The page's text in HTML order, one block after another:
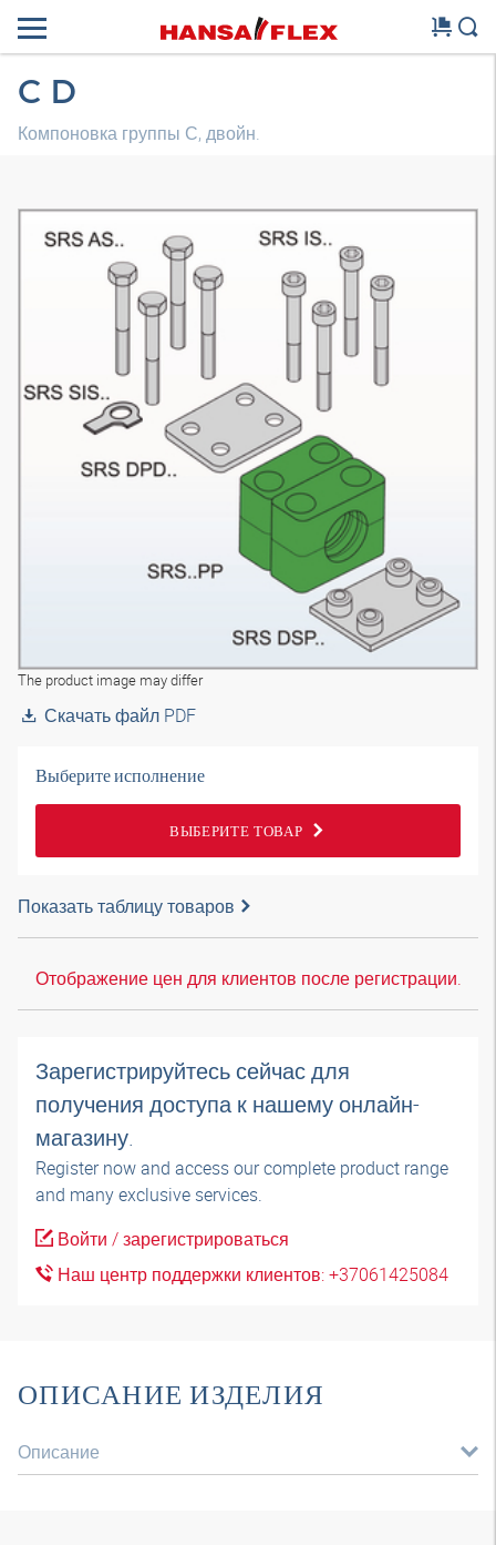
C D
Компоновка группы С, двойн.
The product image may differ
Скачать файл PDF
Выберите исполнение
ВЫБЕРИТЕ ТОВАР
Показать таблицу товаров
Отображение цен для клиентов после регистрации.
Зарегистрируйтесь сейчас для
получения доступа к нашему онлайн-
магазину.
Register now and access our complete product range
and many exclusive services.
Войти / зарегистрироваться
Наш центр поддержки клиентов: +37061425084
ОПИСАНИЕ ИЗДЕЛИЯ
Описание